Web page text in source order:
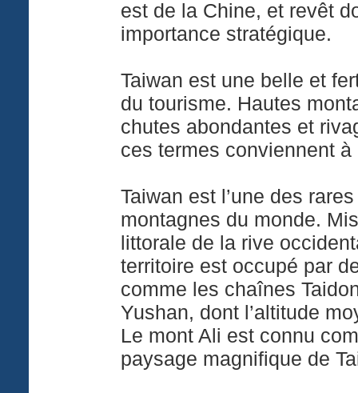
est de la Chine, et revêt
importance stratégique.
Taiwan est une belle et
du tourisme. Hautes
chutes abondantes et
ces termes conviennent
Taiwan est l’une des
montagnes du monde.
littorale de la rive
territoire est occupé par
comme les chaînes
Yushan, dont l’altitude
Le mont Ali est connu
paysage magnifique de